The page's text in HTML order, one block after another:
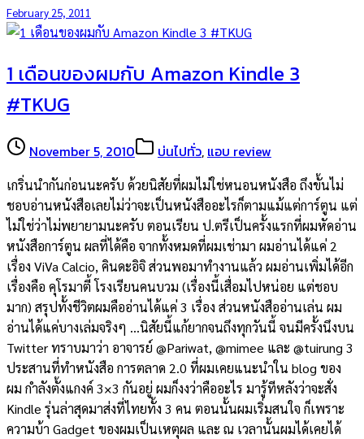
February 25, 2011
1 เดือนของผมกับ Amazon Kindle 3
#TKUG
November 5, 2010 บ่นไปทั่ว, แอบ review
เกริ่นนำกันก่อนนะครับ ด้วยนิสัยที่ผมไม่ใช่หนอนหนังสือ ถึงขั้นไม่
ชอบอ่านหนังสือเลยไม่ว่าจะเป็นหนังสืออะไรก็ตามแม้แต่การ์ตูน แต่
ไม่ใช่ว่าไม่พยายามนะครับ ตอนเรียน ป.ตรีเป็นครั้งแรกที่ผมหัดอ่าน
หนังสือการ์ตูน ผลที่ได้คือ จากทั้งหมดที่ผมเช่ามา ผมอ่านได้แค่ 2
เรื่อง ViVa Calcio, คินดะอิจิ ส่วนพอมาทำงานแล้ว ผมอ่านเพิ่มได้อีก
เรื่องคือ คุโรมาตี้ โรงเรียนคนบวม (เรื่องนี้เสื่อมไปหน่อย แต่ชอบ
มาก) สรุปทั้งชีวิตผมคืออ่านได้แค่ 3 เรื่อง ส่วนหนังสืออ่านเล่น ผม
อ่านได้แค่บางเล่มจริงๆ …นิสัยนี้แก้ยากจนถึงทุกวันนี้ จนมีครั้งนึงบน
Twitter ทราบมาว่า อาจารย์ @Pariwat, @mimee และ @tuirung 3
ประสานที่ทำหนังสือ การตลาด 2.0 ที่ผมเคยแนะนำใน blog ของ
ผม กำลังตั้งแกงค์ 3×3 กันอยู่ ผมก็งงว่าคืออะไร มารู้ทีหลังว่าจะสั่ง
Kindle รุ่นล่าสุดมาส่งที่ไทยทั้ง 3 คน ตอนนั้นผมเริ่มสนใจ ก็เพราะ
ความบ้า Gadget ของผมเป็นเหตุผล และ ณ เวลานั้นผมได้เคยได้